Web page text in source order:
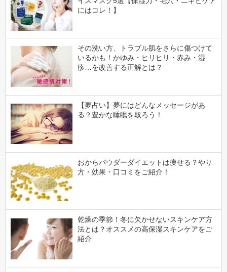
にはコレ！】
その洗い方、トラブル肌をさらに傷つけて
いるかも！かゆみ・ヒリヒリ・赤み・湿
疹…を改善する正解とは？
【夢占い】夢にはどんなメッセージがあ
る？豊かな睡眠を取ろう！
おからパウダーダイエットは痩せる？やり
方・効果・口コミをご紹介！
乾燥の季節！冬に欠かせないスキンケア方
法とは？オススメの高保湿スキンケアをご
紹介